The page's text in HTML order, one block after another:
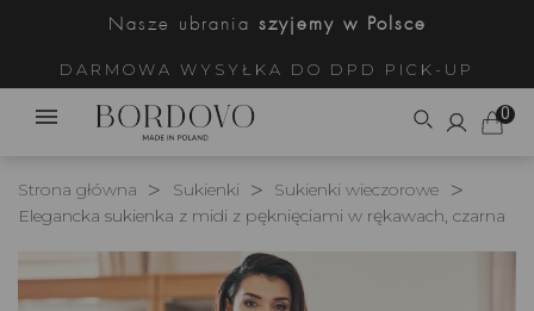
Nasze ubrania szyjemy w Polsce
DARMOWA WYSYŁKA DO DPD PICK-UP
0
Strona główna Sukienki
Sukienki wieczorowe
Elegancka sukienka z midi z pęknięciami w rękawach, czarna